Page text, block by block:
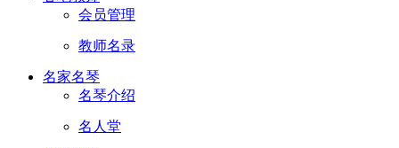
会员管理
教师名录
名家名琴
名琴介绍
名人堂